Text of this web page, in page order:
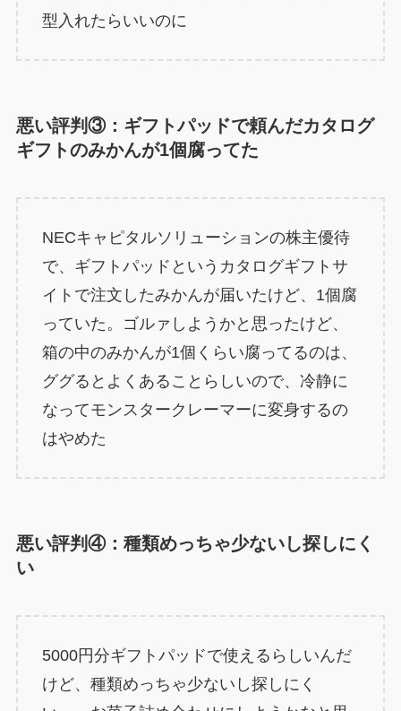
型入れたらいいのに
悪い評判③：ギフトパッドで頼んだカタログ
ギフトのみかんが1個腐ってた
NECキャピタルソリューションの株主優待
で、ギフトパッドというカタログギフトサ
イトで注文したみかんが届いたけど、1個腐
っていた。ゴルァしようかと思ったけど、
箱の中のみかんが1個くらい腐ってるのは、
ググるとよくあることらしいので、冷静に
なってモンスタークレーマーに変身するの
はやめた
悪い評判④：種類めっちゃ少ないし探しにく
い
5000円分ギフトパッドで使えるらしいんだ
けど、種類めっちゃ少ないし探しにく